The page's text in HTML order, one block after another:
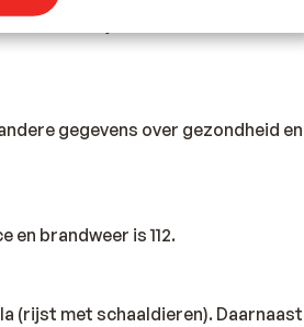
Sunweb kan
gegevens over gezondheid
en brandweer is 112.
(rijst met schaaldieren).